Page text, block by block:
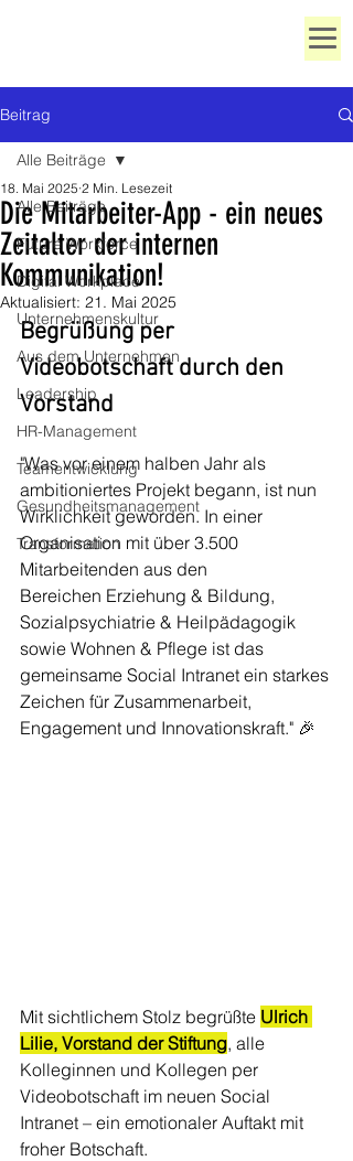
Beitrag
Alle Beiträge
Future Workforce
Digital Workplace
Unternehmenskultur
Aus dem Unternehmen
Leadership
HR-Management
Teamentwicklung
Gesundheitsmanagement
Transformation
Alle Beiträge
Die Mitarbeiter-App - ein neues
Zeitalter der internen
Kommunikation!
18. Mai 2025 2 Min. Lesezeit
Aktualisiert: 21. Mai 2025
Begrüßung per
Videobotschaft durch den
Vorstand
"Was vor einem halben Jahr als
ambitioniertes Projekt begann, ist nun
Wirklichkeit geworden. In einer
Organisation mit über 3.500
Mitarbeitenden aus den
Bereichen Erziehung & Bildung,
Sozialpsychiatrie & Heilpädagogik
sowie Wohnen & Pflege ist das
gemeinsame Social Intranet ein starkes
Zeichen für Zusammenarbeit,
Engagement und Innovationskraft." 🎉
Mit sichtlichem Stolz begrüßte Ulrich
Lilie, Vorstand der Stiftung, alle
Kolleginnen und Kollegen per
Videobotschaft im neuen Social
Intranet – ein emotionaler Auftakt mit
froher Botschaft.